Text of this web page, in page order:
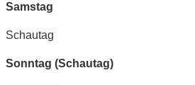
Samstag
Schautag
Sonntag (Schautag)